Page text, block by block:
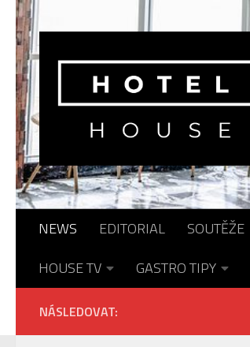
Skip to content
NEWS EDITORIAL SOUTĚŽE
HOUSE TV
GASTRO TIPY
NÁSLEDOVAT: